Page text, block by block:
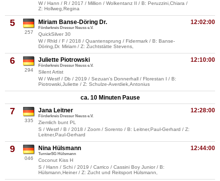
W / Hann / R / 2017 / Million / Wolkentanz II / B: Peruzzini,Chiara /
Z: Hollweg,Regina
5
257
12:02:00
Miriam Banse-Döring Dr.
Förderkreis Dressur Neuss e.V.
QuickSilver 30
W / Rhld / F / 2018 / Quantensprung / Fidermark / B: Banse-
Döring,Dr. Miriam / Z: Zuchtstätte Stevens,
6
294
12:10:00
Juliette Piotrowski
Förderkreis Dressur Neuss e.V.
Silent Artist
W / Westf / Db / 2019 / Sezuan's Donnerhall / Florestan I / B:
Piotrowski,Juliette / Z: Schulze-Averdiek,Antonius
ca. 10 Minuten Pause
7
335
12:28:00
Jana Leitner
Förderkreis Dressur Neuss e.V.
Ziemlich bunt PL
S / Westf / B / 2018 / Zoom / Sorento / B: Leitner,Paul-Gerhard / Z:
Leitner,Paul-Gerhard
9
046
12:44:00
Nina Hülsmann
TurnierSG Hülsmann
Coconut Kiss H
S / Hann / Schi / 2019 / Carrico / Cassini Boy Junior / B:
Hülsmann,Heiner / Z: Zucht und Reitsport Hülsmann,